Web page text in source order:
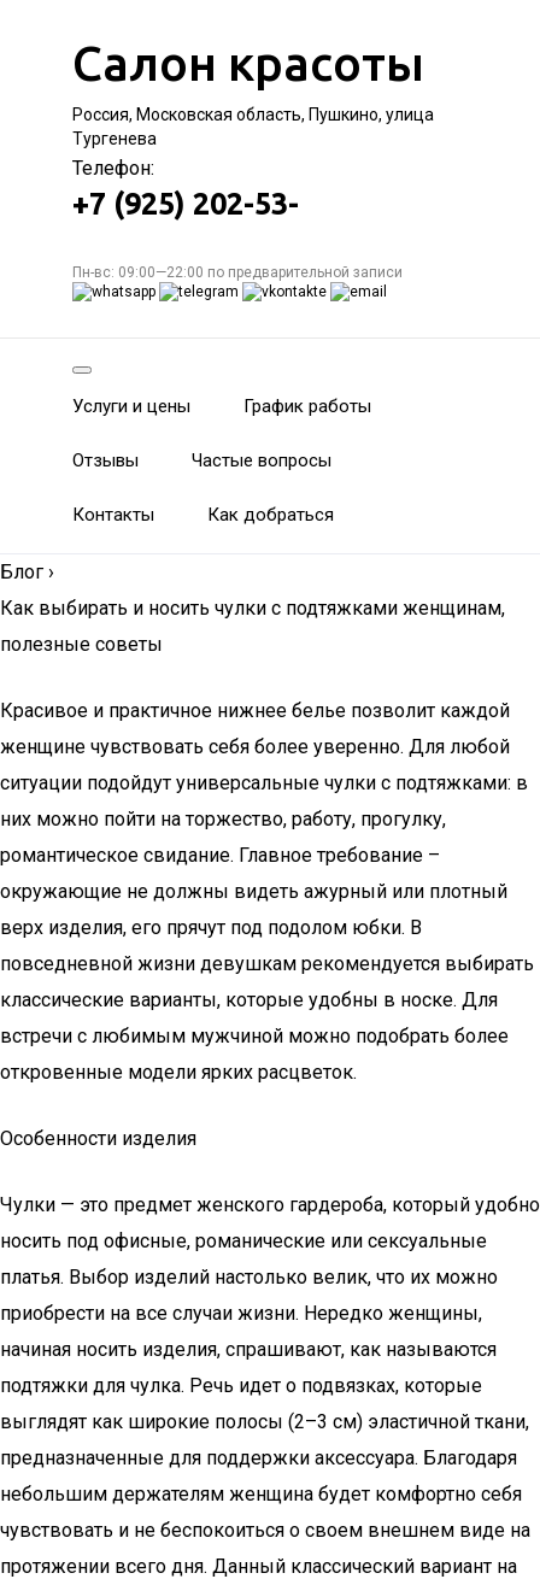
Салон красоты
Россия, Московская область, Пушкино, улица
Тургенева
Телефон:
+7 (925) 202-53-
Пн-вс: 09:00—22:00 по предварительной записи
Услуги и цены График работы
Отзывы Частые вопросы
Контакты Как добраться
Блог ›
Как выбирать и носить чулки с подтяжками женщинам,
полезные советы
Красивое и практичное нижнее белье позволит каждой
женщине чувствовать себя более уверенно. Для любой
ситуации подойдут универсальные чулки с подтяжками: в
них можно пойти на торжество, работу, прогулку,
романтическое свидание. Главное требование –
окружающие не должны видеть ажурный или плотный
верх изделия, его прячут под подолом юбки. В
повседневной жизни девушкам рекомендуется выбирать
классические варианты, которые удобны в носке. Для
встречи с любимым мужчиной можно подобрать более
откровенные модели ярких расцветок.
Особенности изделия
Чулки — это предмет женского гардероба, который удобно
носить под офисные, романические или сексуальные
платья. Выбор изделий настолько велик, что их можно
приобрести на все случаи жизни. Нередко женщины,
начиная носить изделия, спрашивают, как называются
подтяжки для чулка. Речь идет о подвязках, которые
выглядят как широкие полосы (2–3 см) эластичной ткани,
предназначенные для поддержки аксессуара. Благодаря
небольшим держателям женщина будет комфортно себя
чувствовать и не беспокоиться о своем внешнем виде на
протяжении всего дня. Данный классический вариант на